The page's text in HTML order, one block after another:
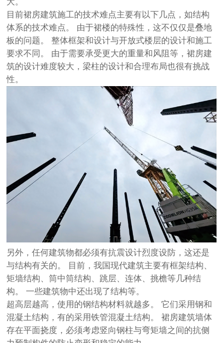
目前裙房建筑施工的技术难点主要有以下几点，如结构
体系的技术难点。 由于裙楼的特殊性，这不仅仅是叠地
板的问题。 整体框架和设计与开放式楼层的设计和施工
要求不同。 由于需要承受更大的重量和风阻等，裙房建
筑的设计难度较大，梁柱的设计和合理布局也很有挑战
性。
另外，任何建筑物都必须有抗震设计烈度设防，这还是
与结构有关的。 目前，我国现代建筑主要有框架结构、
矩墙结构、筒中筒结构、跳层、连体、挑檐等几种结
构。 一些建筑物中还出现了结构等。
超高层越高，使用的钢结构材料就越多。 它们采用钢和
混凝土结构，有的采用铁管混凝土结构。 裙房建筑墙体
存在平面挠度，必须考虑竖向钢柱与弯矩墙之间的抗侧